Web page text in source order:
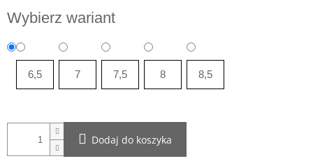
jednostkowa:
Wybierz wariant
6,5 7 7,5 8 8,5
Dodaj do koszyka